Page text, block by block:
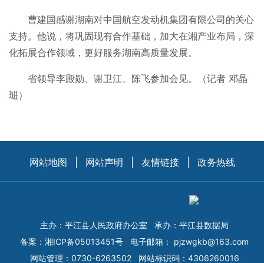
曹建国感谢湖南对中国航空发动机集团有限公司的关心
支持。他说，将巩固现有合作基础，加大在湘产业布局，深
化拓展合作领域，更好服务湖南高质量发展。
省领导李殿勋、谢卫江、陈飞参加会见。（记者 邓晶
琎）
网站地图 网站声明 友情链接 政务热线
主办：平江县人民政府办公室
承办：平江县数据局
备案： 湘ICP备05013451号 电子邮箱： pjzwgkb@163.com
网站管理：0730-6263502
网站标识码：4306260016